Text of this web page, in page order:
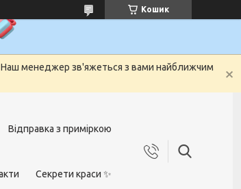
Кошик
Наш менеджер зв'яжеться з вами найближчим
Відправка з приміркою
Секрети краси ✨